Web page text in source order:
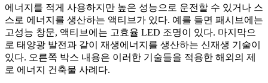
에너지를 적게 사용하지만 높은 성능으로 운전할 수 있거나 스
스로 에너지를 생산하는 액티브가 있다. 예를 들면 패시브에는
고성능 창문, 액티브에는 고효율 LED 조명이 있다. 마지막으
로 태양광 발전과 같이 재생에너지를 생산하는 신재생 기술이
있다. 오른쪽 박스 내용은 이러한 기술들을 적용한 해외의 제
로 에너지 건축물 사례다.